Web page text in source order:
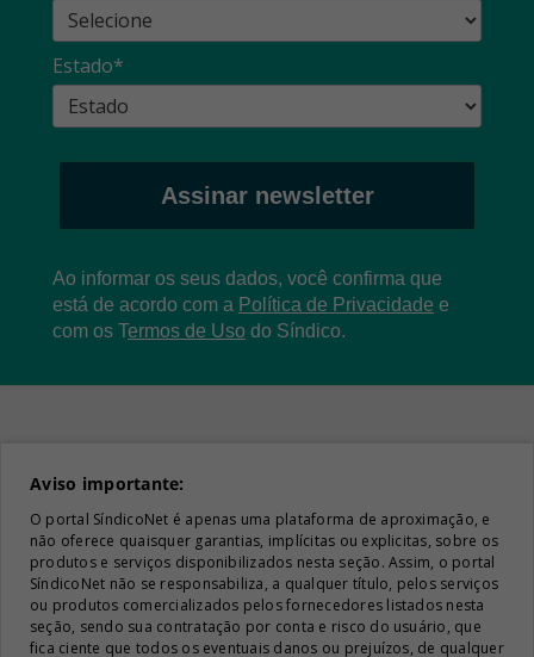
Estado*
Assinar newsletter
Ao informar os seus dados, você confirma que
está de acordo com a Política de Privacidade e
com os Termos de Uso do Síndico.
Aviso importante:
O portal SíndicoNet é apenas uma plataforma de aproximação, e
não oferece quaisquer garantias, implícitas ou explicitas, sobre os
produtos e serviços disponibilizados nesta seção. Assim, o portal
SíndicoNet não se responsabiliza, a qualquer título, pelos serviços
ou produtos comercializados pelos fornecedores listados nesta
seção, sendo sua contratação por conta e risco do usuário, que
fica ciente que todos os eventuais danos ou prejuízos, de qualquer